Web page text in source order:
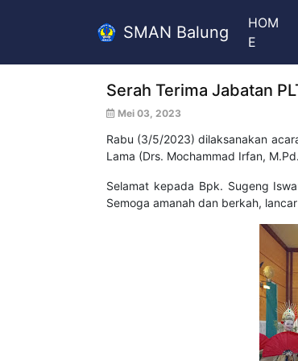
SMAN Balung
HOM
E
Serah Terima Jabatan
Mei 03, 2023
Rabu (3/5/2023) dilaksanakan
Lama (Drs. Mochammad Irfan,
Selamat kepada Bpk. Sugeng
Semoga amanah dan berkah,